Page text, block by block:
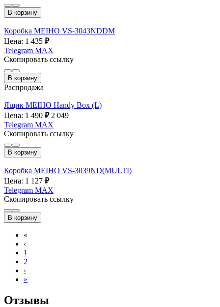
В корзину
Коробка MEIHO VS-3043NDDM
Цена: 1 435 ₽
Telegram MAX
Скопировать ссылку
В корзину
Распродажа
Ящик MEIHO Handy Box (L)
Цена: 1 490 ₽ 2 049
Telegram MAX
Скопировать ссылку
В корзину
Коробка MEIHO VS-3039ND(MULTI)
Цена: 1 127 ₽
Telegram MAX
Скопировать ссылку
В корзину
«
‹
1
2
›
»
Отзывы